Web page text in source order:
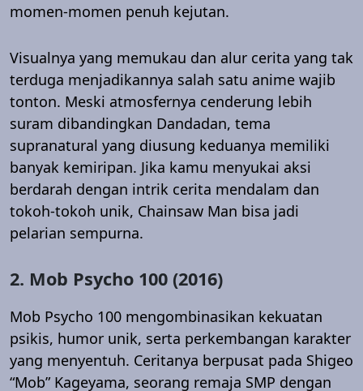
momen-momen penuh kejutan.
Visualnya yang memukau dan alur cerita yang tak
terduga menjadikannya salah satu anime wajib
tonton. Meski atmosfernya cenderung lebih
suram dibandingkan Dandadan, tema
supranatural yang diusung keduanya memiliki
banyak kemiripan. Jika kamu menyukai aksi
berdarah dengan intrik cerita mendalam dan
tokoh-tokoh unik, Chainsaw Man bisa jadi
pelarian sempurna.
2. Mob Psycho 100 (2016)
Mob Psycho 100 mengombinasikan kekuatan
psikis, humor unik, serta perkembangan karakter
yang menyentuh. Ceritanya berpusat pada Shigeo
“Mob” Kageyama, seorang remaja SMP dengan